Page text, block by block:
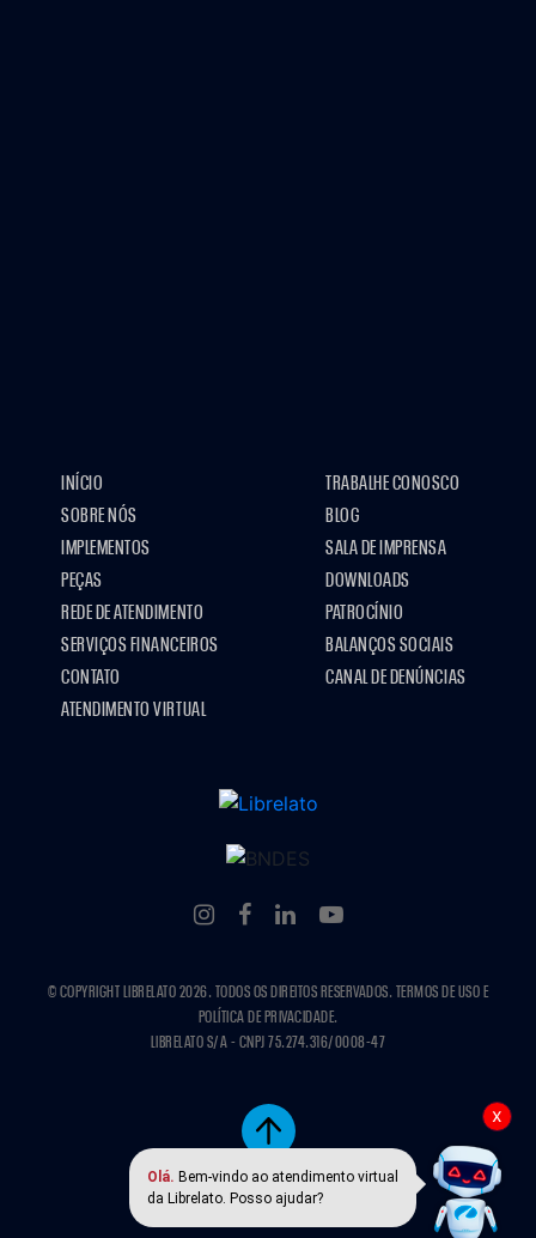
INÍCIO
SOBRE NÓS
IMPLEMENTOS
PEÇAS
REDE DE ATENDIMENTO
SERVIÇOS FINANCEIROS
CONTATO
ATENDIMENTO VIRTUAL
TRABALHE CONOSCO
BLOG
SALA DE IMPRENSA
DOWNLOADS
PATROCÍNIO
BALANÇOS SOCIAIS
CANAL DE DENÚNCIAS
© COPYRIGHT LIBRELATO 2026. TODOS OS DIREITOS RESERVADOS. TERMOS DE USO E
POLÍTICA DE PRIVACIDADE.
LIBRELATO S/A - CNPJ 75.274.316/0008-47
x
Olá. Bem-vindo ao atendimento virtual
da Librelato. Posso ajudar?